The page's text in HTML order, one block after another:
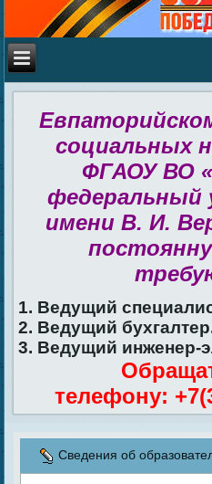
социальных
ФГАОУ ВО
федеральный
имени В. И.
1. Ведущий
2. Ведущий
3. Ведущий инженер-
телефону:
Сведения об